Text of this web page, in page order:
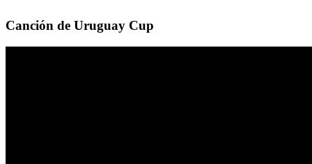
Canción de Uruguay Cup